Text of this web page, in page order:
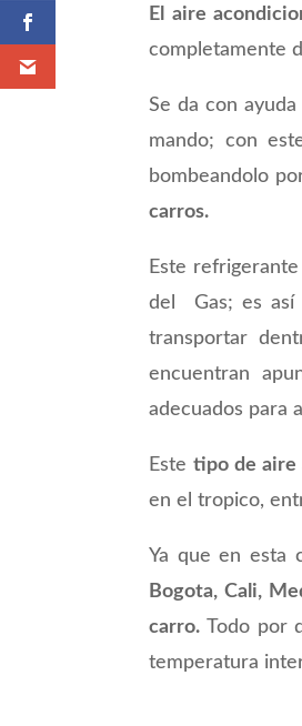
El aire
completamente
Se da con
mando; con
bombeandolo
carros.
Este
del Gas; es así
transportar
encuentran
adecuados para
Estetipo de aire
en el tropico,
Ya que en esta
Bogota, Cali,
carro. Todo por
temperatura